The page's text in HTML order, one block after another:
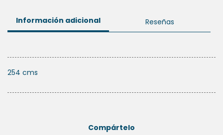
Información adicional Reseñas
254 cms
Compártelo